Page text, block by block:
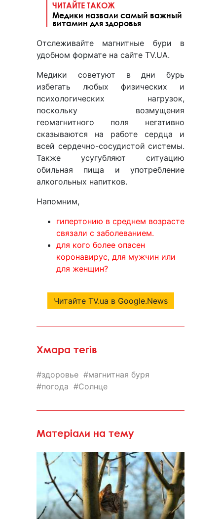
ЧИТАЙТЕ ТАКОЖ
Медики назвали самый важный
витамин для здоровья
Отслеживайте магнитные бури в
удобном формате на сайте TV.UA.
Медики советуют в дни бурь
избегать любых физических и
психологических нагрузок,
поскольку возмущения
геомагнитного поля негативно
сказываются на работе сердца и
всей сердечно-сосудистой системы.
Также усугубляют ситуацию
обильная пища и употребление
алкогольных напитков.
Напомним,
гипертонию в среднем возрасте
связали с заболеванием.
для кого более опасен
коронавирус, для мужчин или
для женщин?
Читайте TV.ua в Google.News
Хмара тегів
здоровье
магнитная буря
погода
Солнце
Матеріали на тему